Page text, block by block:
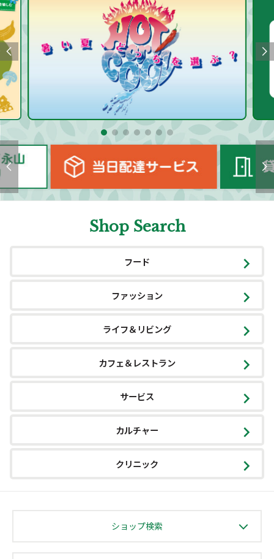
Shop Search
フード
ファッション
ライフ＆リビング
カフェ＆レストラン
サービス
カルチャー
クリニック
ショップ検索